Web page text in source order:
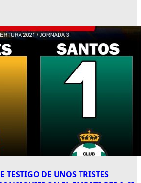
TESTIGO DE UNOS TRISTES